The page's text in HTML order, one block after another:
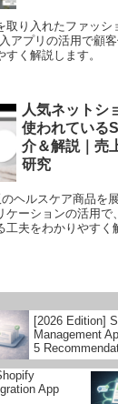
取り入れたファッシ
アプリの活用で顧
く解説します。
人気ネットシ
使われている
介＆解説｜売
研究
ヘルスケア商品を
ケーションの活用で
夫をわかりやすく
[2026 Edition]
Management
5
App